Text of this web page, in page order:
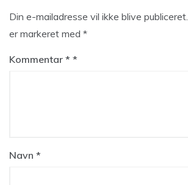
Din e-mailadresse vil ikke blive publiceret.
er markeret med *
Kommentar *
Navn *